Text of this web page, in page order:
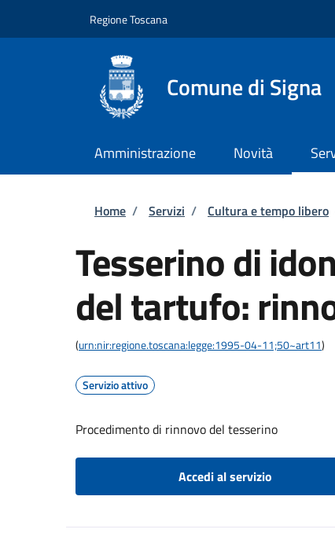
Regione Toscana
Comune di Signa
Amministrazione Novità
Briciole di pane
Home / Servizi / Cultura e tempo libero
Tesserino di
del tartufo:
(urn:nir:regione.toscana:legge:1995-04-11;50~art11)
Servizio attivo
Procedimento di rinnovo del tesserino
Accedi al servizio